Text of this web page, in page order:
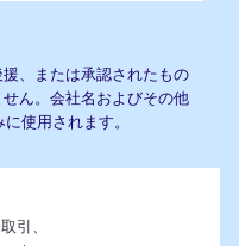
、または承認されたもの
ん。会社名およびその他
使用されます。
引、